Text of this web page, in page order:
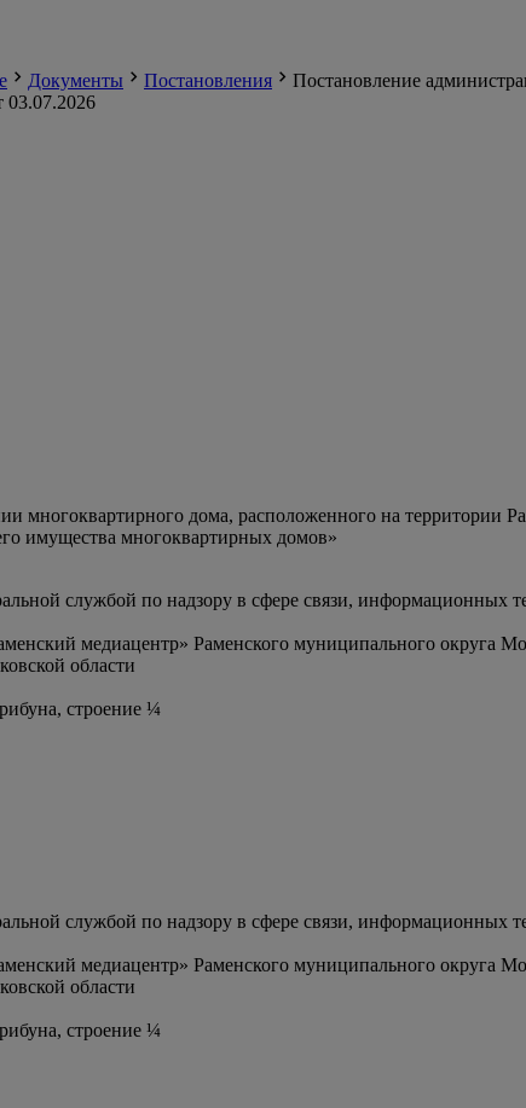
Документы Постановления
Постановление
03.07.2026
дома, расположенного на территории
имущества многоквартирных домов»
службой по надзору в сфере связи, информационных
медиацентр» Раменского муниципального округа
области
строение ¼
службой по надзору в сфере связи, информационных
медиацентр» Раменского муниципального округа
области
строение ¼